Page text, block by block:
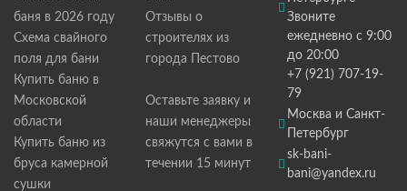
баня в 2026 году
Схема свайного
поля для бани
Купить баню в
Московской
области
Купить баню из
бруса камерной
сушки
Отзывы о
строителях из
города Пестово
Оставьте заявку и
наши менеджеры
свяжутся с вами в
течении 15 минут
Звоните
ежедневно с 9:00
до 20:00
+7 (921) 707-19-
79
Москва и Санкт-
Петербург
sk-bani-
bani@yandex.ru